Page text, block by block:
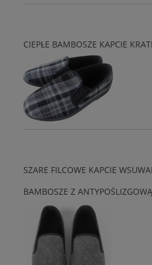
CIEPŁE BAMBOSZE KAPCIE
SZARE FILCOWE KAPCIE
BAMBOSZE Z